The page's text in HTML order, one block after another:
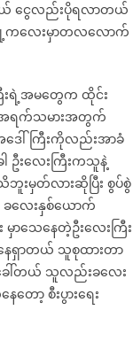
ယ် ငွေလည်းပိုရလာတယ်
ြို့ကလေးမှာတလလောက်
ရဲ့အမတွေက ထိုင်း
အရက်သမားအတွက်
ေါ်ကြီးကိုလည်းအာခံ
ဦးလေးကြီးကသူနဲ့
းမှတ်လားဆိုပြီး စွပ်စွဲ
လေးနှစ်ယောက်
ာသေနေတဲ့ဦးလေးကြီး
ေရှာတယ် သူစုထားတာ
ေါ်တယ် သူလည်းခလေး
ော့ စီးပွားရေး